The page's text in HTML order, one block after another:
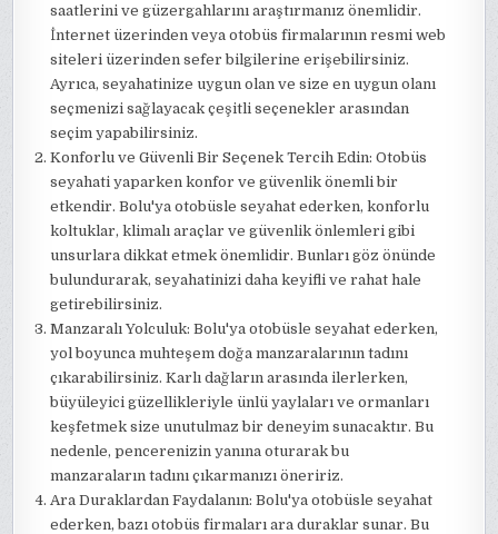
saatlerini ve güzergahlarını araştırmanız önemlidir.
İnternet üzerinden veya otobüs firmalarının resmi web
siteleri üzerinden sefer bilgilerine erişebilirsiniz.
Ayrıca, seyahatinize uygun olan ve size en uygun olanı
seçmenizi sağlayacak çeşitli seçenekler arasından
seçim yapabilirsiniz.
Konforlu ve Güvenli Bir Seçenek Tercih Edin: Otobüs
seyahati yaparken konfor ve güvenlik önemli bir
etkendir. Bolu'ya otobüsle seyahat ederken, konforlu
koltuklar, klimalı araçlar ve güvenlik önlemleri gibi
unsurlara dikkat etmek önemlidir. Bunları göz önünde
bulundurarak, seyahatinizi daha keyifli ve rahat hale
getirebilirsiniz.
Manzaralı Yolculuk: Bolu'ya otobüsle seyahat ederken,
yol boyunca muhteşem doğa manzaralarının tadını
çıkarabilirsiniz. Karlı dağların arasında ilerlerken,
büyüleyici güzellikleriyle ünlü yaylaları ve ormanları
keşfetmek size unutulmaz bir deneyim sunacaktır. Bu
nedenle, pencerenizin yanına oturarak bu
manzaraların tadını çıkarmanızı öneririz.
Ara Duraklardan Faydalanın: Bolu'ya otobüsle seyahat
ederken, bazı otobüs firmaları ara duraklar sunar. Bu